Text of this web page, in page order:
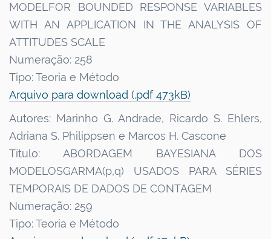
MODELFOR BOUNDED RESPONSE VARIABLES
WITH AN APPLICATION IN THE ANALYSIS OF
ATTITUDES SCALE
Numeração: 258
Tipo: Teoria e Método
Arquivo para download (.pdf 473kB)
Autores: Marinho G. Andrade, Ricardo S. Ehlers,
Adriana S. Philippsen e Marcos H. Cascone
Título: ABORDAGEM BAYESIANA DOS
MODELOSGARMA(p,q) USADOS PARA SÉRIES
TEMPORAIS DE DADOS DE CONTAGEM
Numeração: 259
Tipo: Teoria e Método